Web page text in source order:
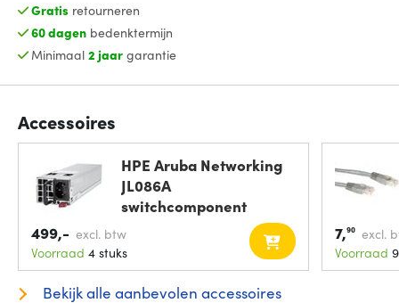
Gratis retourneren
60 dagenbedenktermijn
Minimaal 2 jaargarantie
Accessoires
HPE Aruba Networking
JL086A
switchcomponent
499,- excl. btw
Voorraad 4 stuks
7,90 excl.
Voorraad
Bekijk alle aanbevolen accessoires